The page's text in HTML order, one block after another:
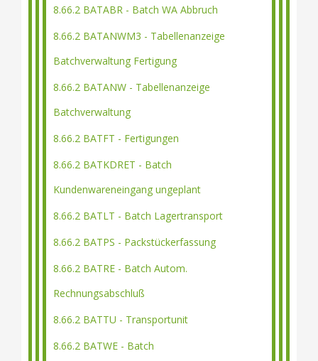
8.66.2 BATABR - Batch WA Abbruch
8.66.2 BATANWM3 - Tabellenanzeige
Batchverwaltung Fertigung
8.66.2 BATANW - Tabellenanzeige
Batchverwaltung
8.66.2 BATFT - Fertigungen
8.66.2 BATKDRET - Batch
Kundenwareneingang ungeplant
8.66.2 BATLT - Batch Lagertransport
8.66.2 BATPS - Packstückerfassung
8.66.2 BATRE - Batch Autom.
Rechnungsabschluß
8.66.2 BATTU - Transportunit
8.66.2 BATWE - Batch